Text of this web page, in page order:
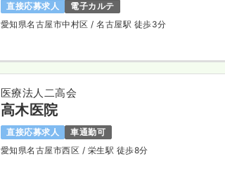
直接応募求人
電子カルテ
愛知県名古屋市中村区/ 名古屋駅 徒歩3分
医療法人二高会
高木医院
直接応募求人
車通勤可
愛知県名古屋市西区 / 栄生駅 徒歩8分